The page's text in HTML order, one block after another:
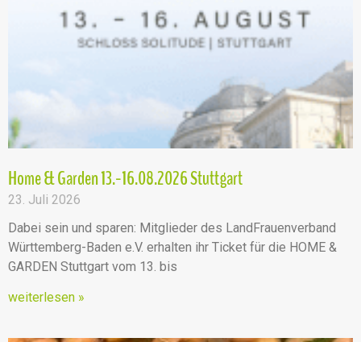
Home & Garden 13.-16.08.2026 Stuttgart
23. Juli 2026
Dabei sein und sparen: Mitglieder des LandFrauenverband
Württemberg-Baden e.V. erhalten ihr Ticket für die HOME &
GARDEN Stuttgart vom 13. bis
weiterlesen »